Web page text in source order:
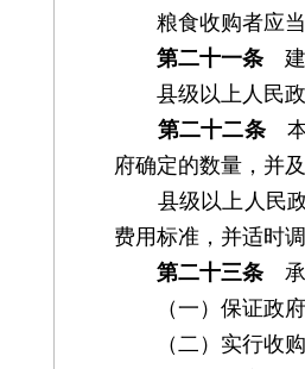
粮食收购者应当
第二十一条 建
县级以上人民政
第二十二条本
府确定的数量，并
县级以上人民政
费用标准，并适时调
第二十三条 承
（一）保证政府
（二）实行收购